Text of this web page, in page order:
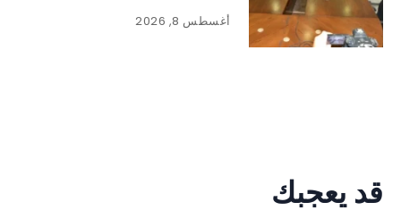
أغسطس 8, 2026
قد يعجبك